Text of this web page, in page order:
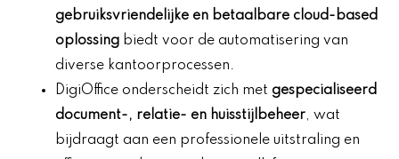
gebruiksvriendelijke en betaalbare cloud-based
oplossing biedt voor de automatisering van
diverse kantoorprocessen.
DigiOffice onderscheidt zich met gespecialiseerd
document-, relatie- en huisstijlbeheer, wat
bijdraagt aan een professionele uitstraling en